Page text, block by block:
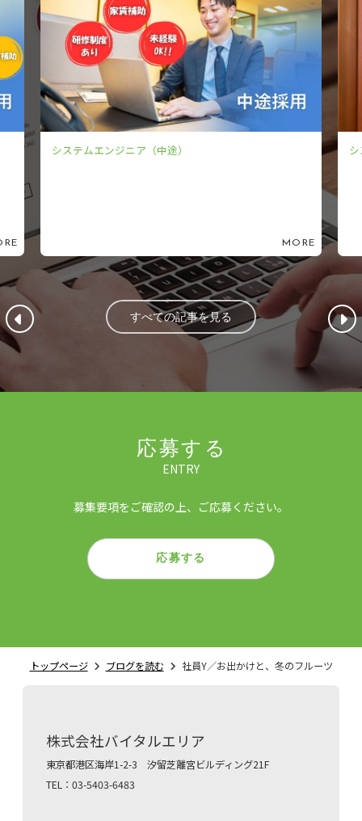
システムエンジニア（中途）
MORE
シス
すべての記事を見る
応募する
ENTRY
募集要項をご確認の上、ご応募ください。
応募する
トップページ ブログを読む 社員Y／お出かけと、冬のフルーツ
株式会社バイタルエリア
東京都港区海岸1-2-3 汐留芝離宮ビルディング21F
TEL：03-5403-6483